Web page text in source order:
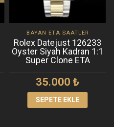
BAYAN ETA SAATLER
Rolex Datejust 126233
Oyster Siyah Kadran 1:1
Super Clone ETA
35.000₺
SEPETE EKLE